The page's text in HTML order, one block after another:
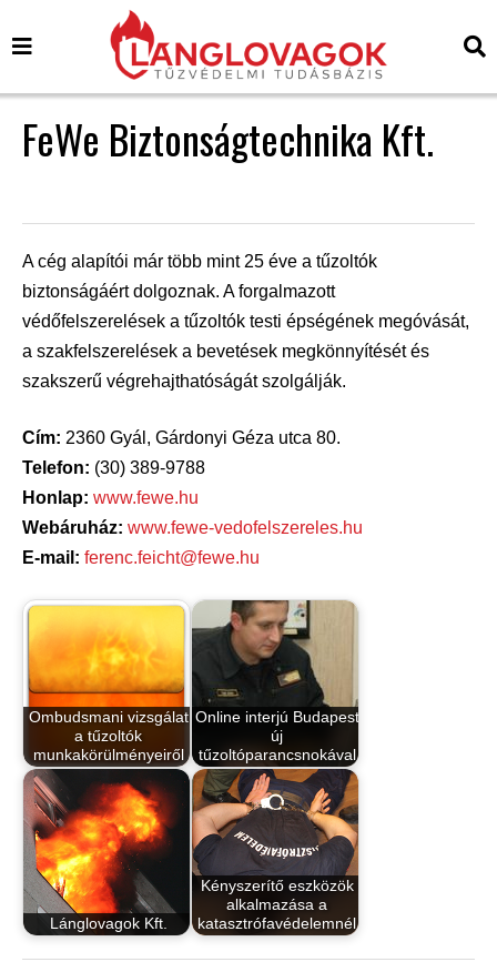
FeWe Biztonságtechnika Kft.
A cég alapítói már több mint 25 éve a tűzoltók
biztonságáért dolgoznak. A forgalmazott
védőfelszerelések a tűzoltók testi épségének megóvását,
a szakfelszerelések a bevetések megkönnyítését és
szakszerű végrehajthatóságát szolgálják.
Cím: 2360 Gyál, Gárdonyi Géza utca 80.
Telefon: (30) 389-9788
Honlap: www.fewe.hu
Webáruház: www.fewe-vedofelszereles.hu
E-mail: ferenc.feicht@fewe.hu
Ombudsmani vizsgálat
a tűzoltók
munkakörülményeiről
Online interjú Budapest
új
tűzoltóparancsnokával
Lánglovagok Kft.
Kényszerítő eszközök
alkalmazása a
katasztrófavédelemnél